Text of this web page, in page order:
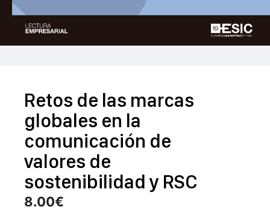
Retos de las marcas
globales en la
comunicación de
valores de
sostenibilidad y RSC
8.00€